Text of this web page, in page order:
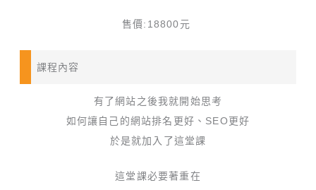
售價:18800元
課程內容
有了網站之後我就開始思考
如何讓自己的網站排名更好、SEO更好
於是就加入了這堂課
這堂課必要著重在